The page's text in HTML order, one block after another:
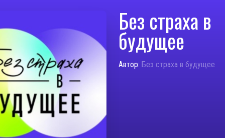
Без страха в
будущее
Автор: Без страха в будущее